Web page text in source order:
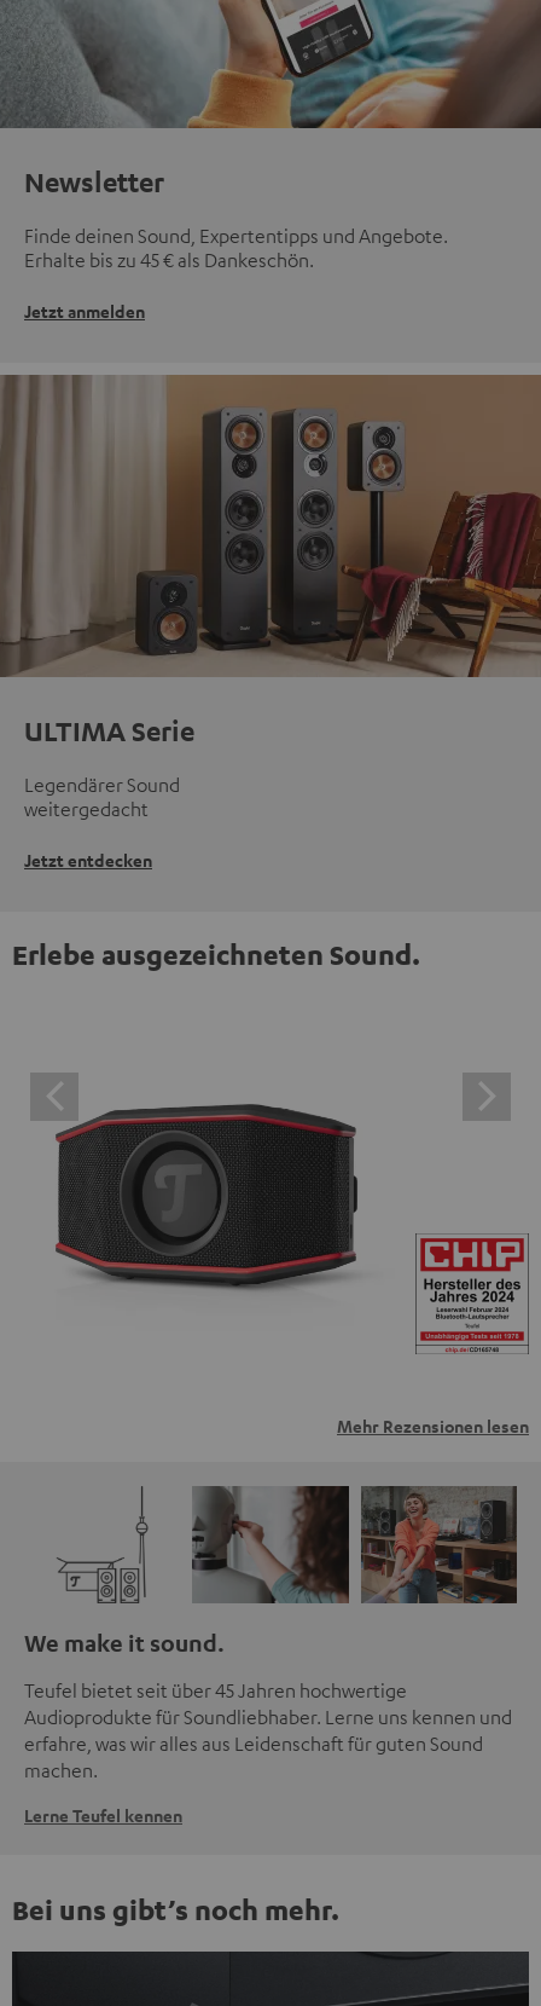
Newsletter
Finde deinen Sound, Expertentipps und Angebote.
Erhalte bis zu 45 € als Dankeschön.
Jetzt anmelden
ULTIMA Serie
Legendärer Sound
weitergedacht
Jetzt entdecken
Erlebe ausgezeichneten Sound.
Mehr Rezensionen lesen
We make it sound.
Teufel bietet seit über 45 Jahren hochwertige
Audioprodukte für Soundliebhaber. Lerne uns kennen und
erfahre, was wir alles aus Leidenschaft für guten Sound
machen.
Lerne Teufel kennen
Bei uns gibt’s noch mehr.